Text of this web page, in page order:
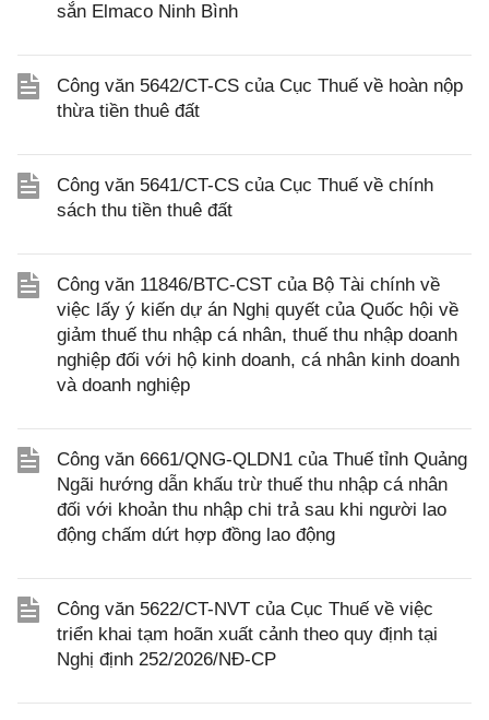
sắn Elmaco Ninh Bình
Công văn 5642/CT-CS của Cục Thuế về hoàn nộp
thừa tiền thuê đất
Công văn 5641/CT-CS của Cục Thuế về chính
sách thu tiền thuê đất
Công văn 11846/BTC-CST của Bộ Tài chính về
việc lấy ý kiến dự án Nghị quyết của Quốc hội về
giảm thuế thu nhập cá nhân, thuế thu nhập doanh
nghiệp đối với hộ kinh doanh, cá nhân kinh doanh
và doanh nghiệp
Công văn 6661/QNG-QLDN1 của Thuế tỉnh Quảng
Ngãi hướng dẫn khấu trừ thuế thu nhập cá nhân
đối với khoản thu nhập chi trả sau khi người lao
động chấm dứt hợp đồng lao động
Công văn 5622/CT-NVT của Cục Thuế về việc
triển khai tạm hoãn xuất cảnh theo quy định tại
Nghị định 252/2026/NĐ-CP